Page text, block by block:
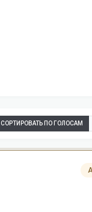
СОРТИРОВАТЬ ПО ГОЛОСАМ